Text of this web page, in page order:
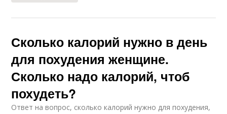
Сколько калорий нужно в день
для похудения женщине.
Сколько надо калорий, чтоб
похудеть?
Ответ на вопрос, сколько калорий нужно для похудения,